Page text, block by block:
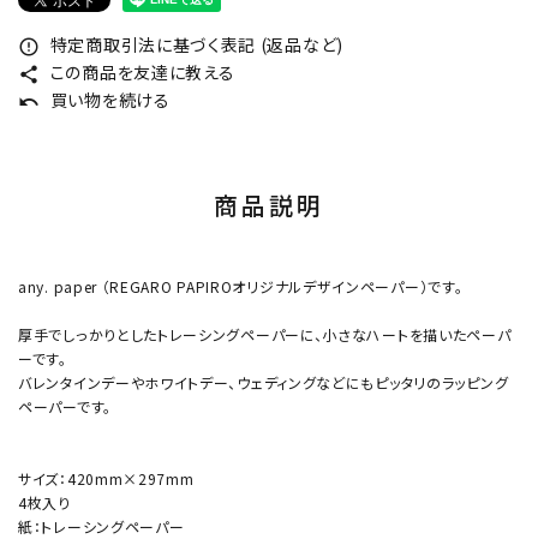
error_outline 特定商取引法に基づく表記 (返品など)
share この商品を友達に教える
undo 買い物を続ける
商品説明
any. paper （REGARO PAPIROオリジナルデザインペーパー）です。
厚手でしっかりとしたトレーシングペーパーに、小さなハートを描いたペーパ
ーです。
バレンタインデーやホワイトデー、ウェディングなどにもピッタリのラッピング
ペーパーです。
サイズ：420mm×297mm
4枚入り
紙：トレーシングペーパー